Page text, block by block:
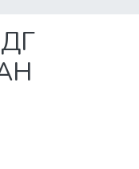
ДГ